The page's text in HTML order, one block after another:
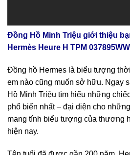
Đồng Hồ Minh Triệu giới thiệu
Hermès Heure H TPM
Đồng hồ Hermes là biểu tượng
em nào cũng muốn sở hữu. Ngay
Hồ Minh Triệu tìm hiểu những
phổ biến nhất – đại diện cho
mang tính biểu tượng của thương
hiện nay.